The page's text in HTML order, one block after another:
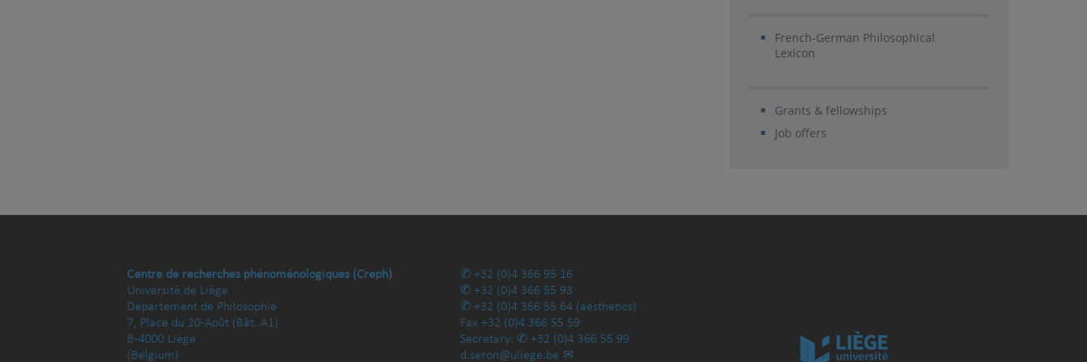
French-German Philosophical
Lexicon
Grants & fellowships
Job offers
Centre de recherches phénoménologiques (Creph)
Université de Liège
Département de Philosophie
7, Place du 20-Août (Bât. A1)
B-4000 Liège
(Belgium)
+32 (0)4 366 95 16
+32 (0)4 366 55 93
+32 (0)4 366 55 64 (aesthetics)
Fax +32 (0)4 366 55 59
Secretary:
+32 (0)4 366 55 99
d.seron@uliege.be